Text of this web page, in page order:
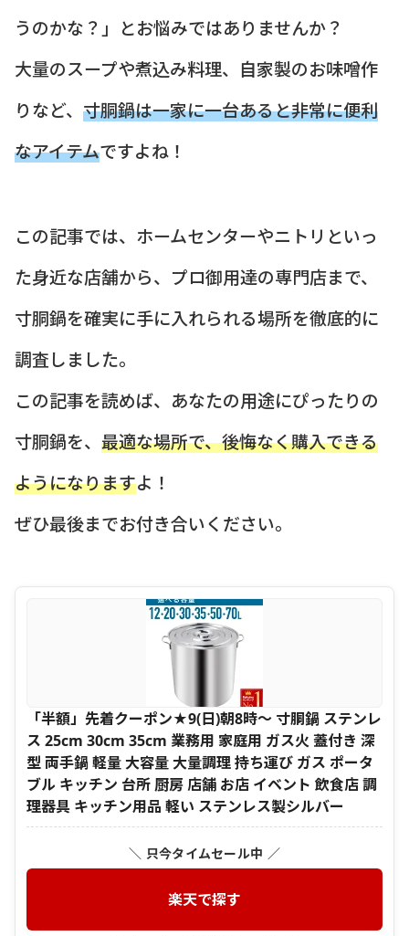
うのかな？」とお悩みではありませんか？
大量のスープや煮込み料理、自家製のお味噌作
りなど、 寸胴鍋は一家に一台あると非常に便利
なアイテムですよね！
この記事では、ホームセンターやニトリといっ
た身近な店舗から、プロ御用達の専門店まで、
寸胴鍋を確実に手に入れられる場所を徹底的に
調査しました。
この記事を読めば、あなたの用途にぴったりの
寸胴鍋を、 最適な場所で、後悔なく購入できる
ようになりますよ！
ぜひ最後までお付き合いください。
「半額」先着クーポン★9(日)朝8時～ 寸胴鍋 ステンレ
ス 25cm 30cm 35cm 業務用 家庭用 ガス火 蓋付き 深
型 両手鍋 軽量 大容量 大量調理 持ち運び ガス ポータ
ブル キッチン 台所 厨房 店舗 お店 イベント 飲食店 調
理器具 キッチン用品 軽い ステンレス製シルバー
＼ 只今タイムセール中 ／
楽天で探す